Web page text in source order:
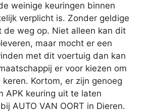
weinige keuringen binnen
verplicht is. Zonder geldige
de weg op. Niet alleen kan dit
maar mocht er een
met dit voertuig dan kan
er voor kiezen om
Kortom, er zijn genoeg
APK keuring uit te laten
AUTO VAN OORT in Dieren.